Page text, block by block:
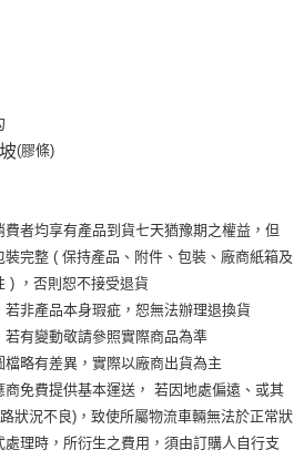
(膠條)
者均享有產品到貨七天猶豫期之權益，但
完整 ( 保持產品、附件、包裝、廠商紙箱及
) ，否則恕不接受退貨
非產品本身瑕疵，恕無法辦理退換貨
有變動敬請參照實際商品為準
略有差異，實際以廠商出貨為主
免費提供基本運送， 若因地處偏遠、或其
狀況不良)，致使所屬物流車輛無法於正常狀
理時，所衍生之費用，須由訂購人自行支